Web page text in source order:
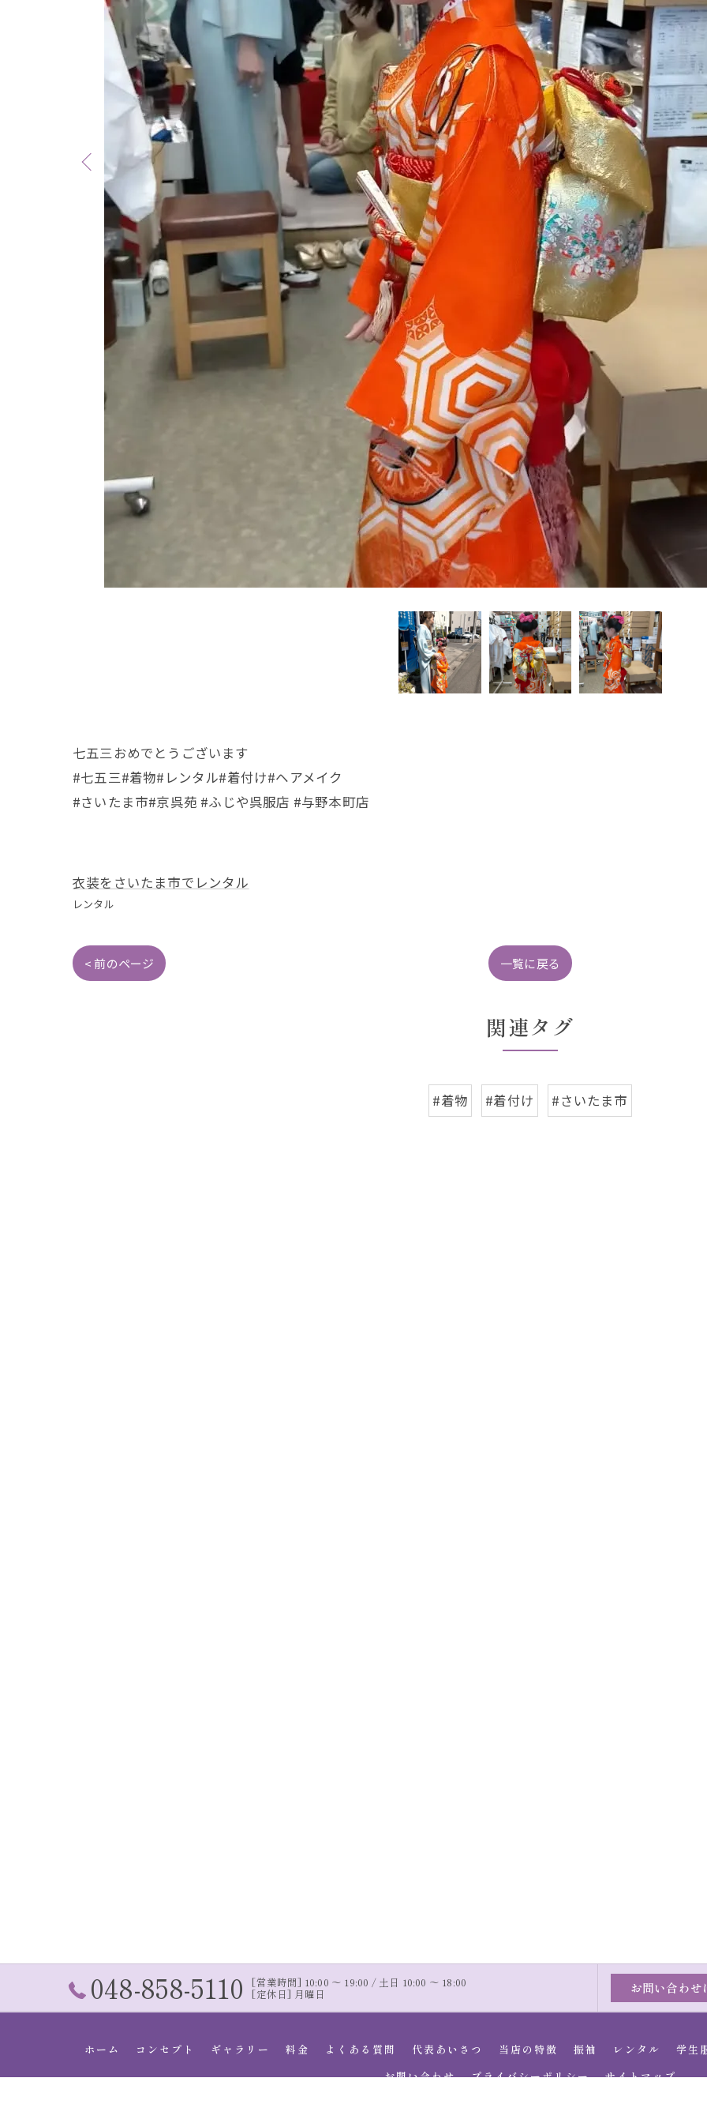
七五三おめでとうございます
#七五三#着物#レンタル#着付け#ヘアメイク
#さいたま市#京呉苑 #ふじや呉服店 #与野本町店
衣装をさいたま市でレンタル
レンタル
< 前のページ 一覧に戻る
関連タグ
#着物 #着付け #さいたま市
048-858-5110 [営業時間] 10:00 〜 19:00 / 土日 10:00 〜 18:00
[定休日] 月曜日 お問い合わせ
ホーム コンセプト ギャラリー 料金 よくある質問 代表あいさつ 当店の特徴 振袖 レンタル 学生
お問い合わせ
プライバシーポリシー サイトマップ